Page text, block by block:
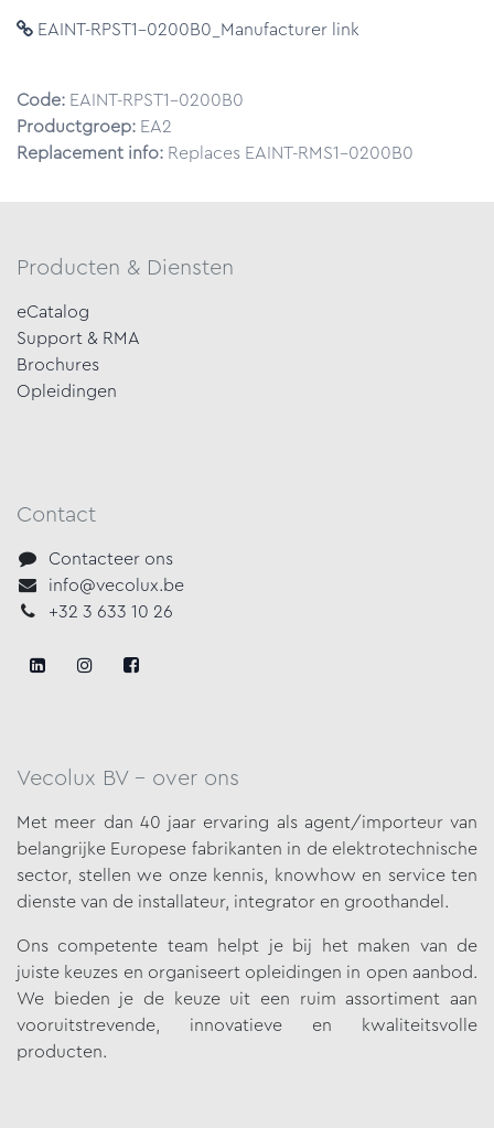
EAINT-RPST1-0200B0_Manufacturer link
Code: EAINT-RPST1-0200B0
Productgroep: EA2
Replacement info: Replaces EAINT-RMS1-0200B0
Producten & Diensten
eCatalog
Support & RMA
Brochures
Opleidingen
Contact
Contacteer ons
info@vecolux.be
+32 3 633 10 26
Vecolux BV - over ons
Met meer dan 40 jaar ervaring als agent/importeur van
belangrijke Europese fabrikanten in de elektrotechnische
sector, stellen we onzekennis, knowhow en service ten
dienste van de installateur, integrator en groothandel.
Ons competente team helpt je bij het maken van de
juiste keuzes en organiseert opleidingen in open aanbod.
We bieden je de keuze uit een ruim assortiment aan
vooruitstrevende, innovatieve en kwaliteitsvolle
producten.